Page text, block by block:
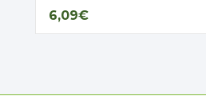
6,09€